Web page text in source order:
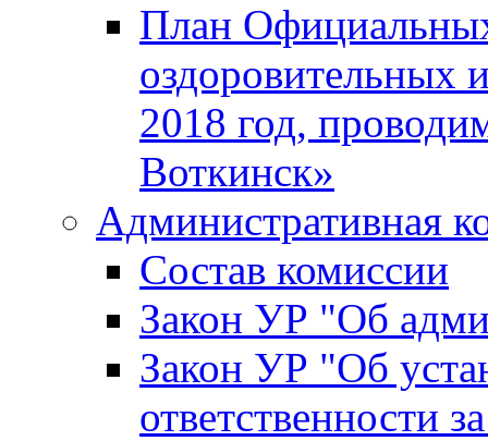
План
оздоровительных
2018 год,
Воткинск»
Административная
Состав комиссии
Закон УР "Об
Закон УР "Об
ответственности